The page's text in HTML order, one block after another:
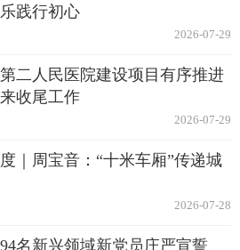
践行初心
2026-07-29
二人民医院建设项目有序推进
收尾工作
2026-07-29
｜周宝音：“十米车厢”传递城
2026-07-28
名新兴领域新党员庄严宣誓